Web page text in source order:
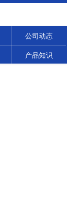
公司动态
产品知识